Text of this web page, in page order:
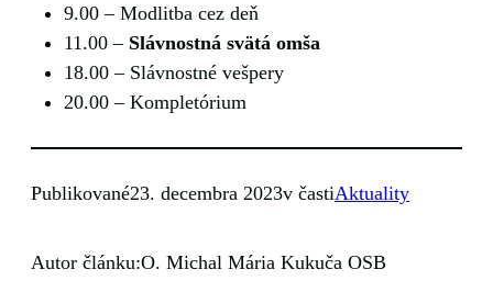
9.00 ‒ Modlitba cez deň
11.00 ‒ Slávnostná svätá omša
18.00 ‒ Slávnostné vešpery
20.00 ‒ Kompletórium
Publikované23. decembra 2023v častiAktuality
Autor článku:O. Michal Mária Kukuča OSB